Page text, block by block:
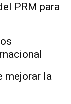
PRM para
mejorar la